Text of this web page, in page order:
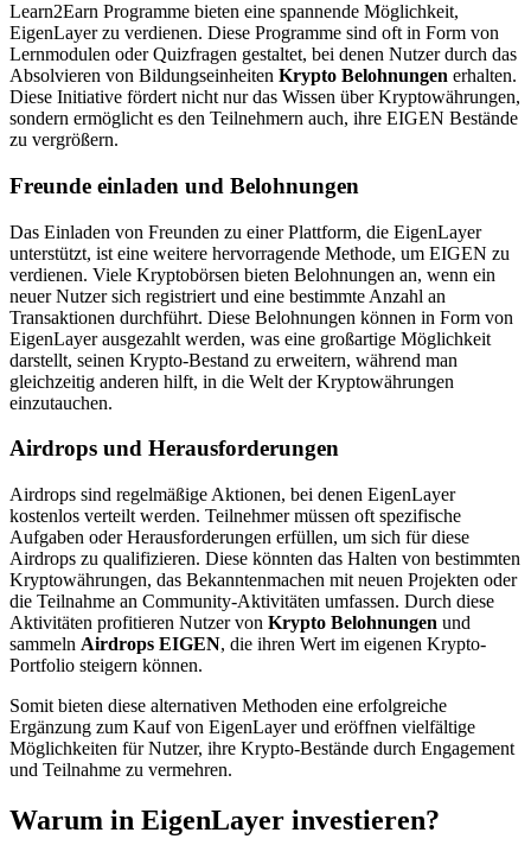
Learn2Earn Programme bieten eine spannende Möglichkeit,
EigenLayer zu verdienen. Diese Programme sind oft in Form von
Lernmodulen oder Quizfragen gestaltet, bei denen Nutzer durch das
Absolvieren von Bildungseinheiten Krypto Belohnungen erhalten.
Diese Initiative fördert nicht nur das Wissen über Kryptowährungen,
sondern ermöglicht es den Teilnehmern auch, ihre EIGEN Bestände
zu vergrößern.
Freunde einladen und Belohnungen
Das Einladen von Freunden zu einer Plattform, die EigenLayer
unterstützt, ist eine weitere hervorragende Methode, um EIGEN zu
verdienen. Viele Kryptobörsen bieten Belohnungen an, wenn ein
neuer Nutzer sich registriert und eine bestimmte Anzahl an
Transaktionen durchführt. Diese Belohnungen können in Form von
EigenLayer ausgezahlt werden, was eine großartige Möglichkeit
darstellt, seinen Krypto-Bestand zu erweitern, während man
gleichzeitig anderen hilft, in die Welt der Kryptowährungen
einzutauchen.
Airdrops und Herausforderungen
Airdrops sind regelmäßige Aktionen, bei denen EigenLayer
kostenlos verteilt werden. Teilnehmer müssen oft spezifische
Aufgaben oder Herausforderungen erfüllen, um sich für diese
Airdrops zu qualifizieren. Diese könnten das Halten von bestimmten
Kryptowährungen, das Bekanntenmachen mit neuen Projekten oder
die Teilnahme an Community-Aktivitäten umfassen. Durch diese
Aktivitäten profitieren Nutzer von Krypto Belohnungen und
sammeln Airdrops EIGEN, die ihren Wert im eigenen Krypto-
Portfolio steigern können.
Somit bieten diese alternativen Methoden eine erfolgreiche
Ergänzung zum Kauf von EigenLayer und eröffnen vielfältige
Möglichkeiten für Nutzer, ihre Krypto-Bestände durch Engagement
und Teilnahme zu vermehren.
Warum in EigenLayer investieren?